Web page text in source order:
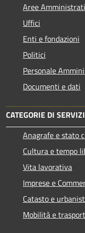
Aree
Uffici
Enti e fondazioni
Politici
Personale
Documenti e dati
CATEGORIE DI
Anagrafe e stato
Cultura e tempo
Vita lavorativa
Imprese e
Catasto e
Mobilità e